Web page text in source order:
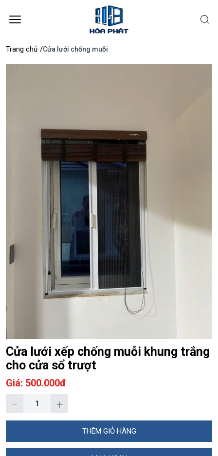
Trang chủ /Cửa lưới chống muỗi
Cửa lưới xếp chống muỗi khung trắng
cho cửa sổ trượt
Giá: 500.000đ
− +
THÊM GIỎ HÀNG